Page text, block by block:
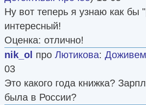
Ну вот теперь я узнаю как
интересный!
Оценка: отлично!
nik_ol про Лютикова:
03
Это какого года книжка?
была в России?